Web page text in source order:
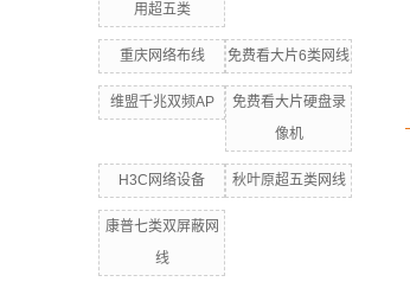
用超五类
重庆网络布线 免费看大片6类网线
维盟千兆双频AP
免费看大片硬盘录
像机
H3C网络设备 秋叶原超五类网线
康普七类双屏蔽网
线